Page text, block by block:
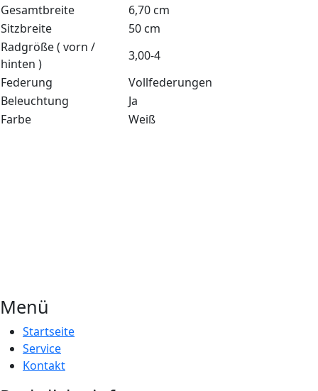
Gesamtbreite
6,70 cm
Sitzbreite
50 cm
Radgröße ( vorn /
hinten )
3,00-4
Federung
Vollfederungen
Beleuchtung
Ja
Farbe
Weiß
Menü
Startseite
Service
Kontakt